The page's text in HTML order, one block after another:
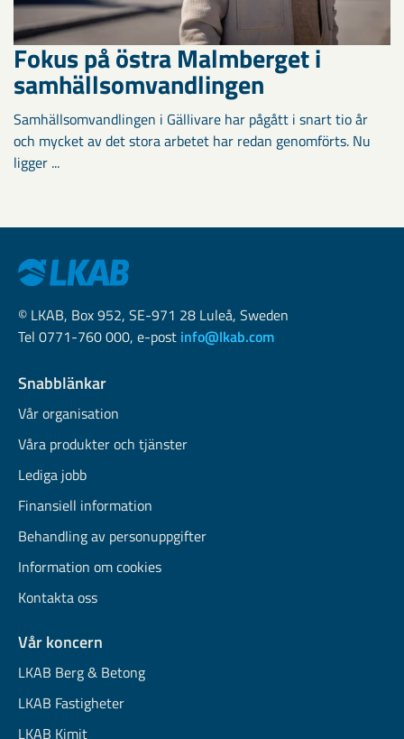
Fokus på östra Malmberget i
samhällsomvandlingen
Samhällsomvandlingen i Gällivare har pågått i snart tio år
och mycket av det stora arbetet har redan genomförts. Nu
ligger ...
© LKAB, Box 952, SE-971 28 Luleå, Sweden
Tel 0771-760 000, e-post info@lkab.com
Snabblänkar
Vår organisation
Våra produkter och tjänster
Lediga jobb
Finansiell information
Behandling av personuppgifter
Information om cookies
Kontakta oss
Vår koncern
LKAB Berg & Betong
LKAB Fastigheter
LKAB Kimit